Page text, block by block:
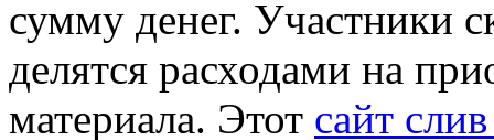
сумму денег. Участники
делятся расходами на
материала. Этот сайт